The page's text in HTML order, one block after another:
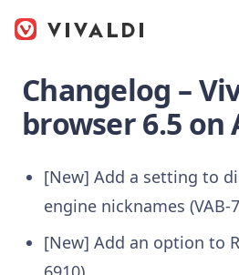
Changelog –
browser 6.5 on
[New] Add a setting to
engine nicknames (VAB-
[New] Add an option to